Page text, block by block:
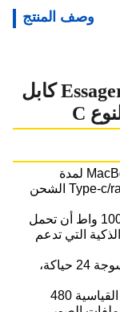
وصف المنتج
Essager 2022 Rousseau 100W 60W كابل